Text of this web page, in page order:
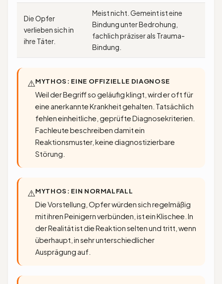
Die Opfer
verlieben sich in
ihre Täter.
Meist nicht. Gemeint ist eine
Bindung unter Bedrohung,
fachlich präziser als Trauma-
Bindung.
⚠️MYTHOS: EINE OFFIZIELLE DIAGNOSE
Weil der Begriff so geläufig klingt, wird er oft für
eine anerkannte Krankheit gehalten. Tatsächlich
fehlen einheitliche, geprüfte Diagnosekriterien.
Fachleute beschreiben damit ein
Reaktionsmuster, keine diagnostizierbare
Störung.
⚠️MYTHOS: EIN NORMALFALL
Die Vorstellung, Opfer würden sich regelmäßig
mit ihren Peinigern verbünden, ist ein Klischee. In
der Realität ist die Reaktion selten und tritt, wenn
überhaupt, in sehr unterschiedlicher
Ausprägung auf.